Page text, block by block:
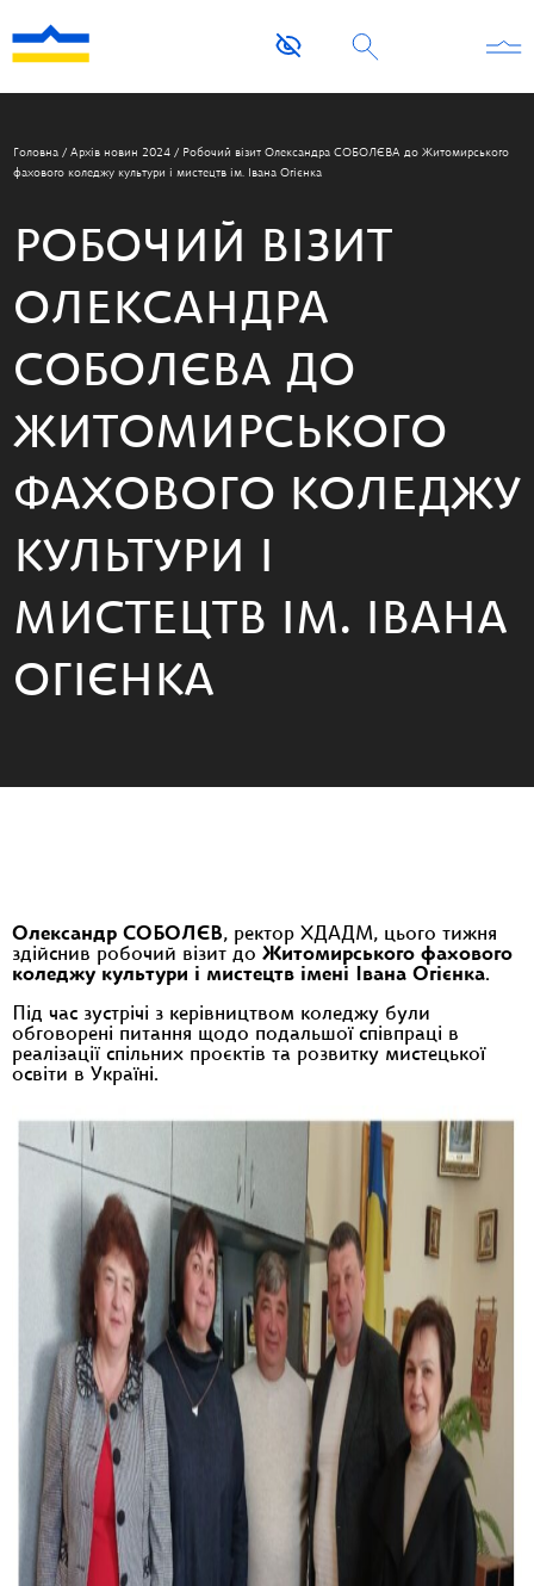
Головна / Архів новин 2024 / Робочий візит Олександра СОБОЛЄВА до Житомирського
фахового коледжу культури і мистецтв ім. Івана Огієнка
РОБОЧИЙ ВІЗИТ
ОЛЕКСАНДРА
СОБОЛЄВА ДО
ЖИТОМИРСЬКОГО
ФАХОВОГО КОЛЕДЖУ
КУЛЬТУРИ І
МИСТЕЦТВ ІМ. ІВАНА
ОГІЄНКА
Олександр СОБОЛЄВ, ректор ХДАДМ, цього тижня
здійснив робочий візит до Житомирського фахового
коледжу культури і мистецтв імені Івана Огієнка.
Під час зустрічі з керівництвом коледжу були
обговорені питання щодо подальшої співпраці в
реалізації спільних проєктів та розвитку мистецької
освіти в Україні.